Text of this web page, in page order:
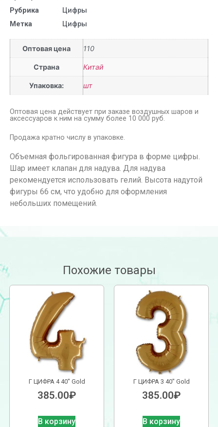
Рубрика
Цифры
Метка
Цифры
Оптовая цена 110
Страна Китай
Упаковка: шт
Оптовая цена действует при заказе воздушных шаров и
аксессуаров к ним на сумму более 10 000 руб.
Продажа кратно числу в упаковке.
Объемная фольгированная фигура в форме цифры.
Шар имеет клапан для надува. Для надува
рекомендуется использовать гелий. Высота надутой
фигуры 66 см, что удобно для оформления
небольших помещений.
Похожие товары
Г ЦИФРА 4 40″ Gold
385.00₽
В корзину
Г ЦИФРА 3 40″ Gold
385.00₽
В корзину